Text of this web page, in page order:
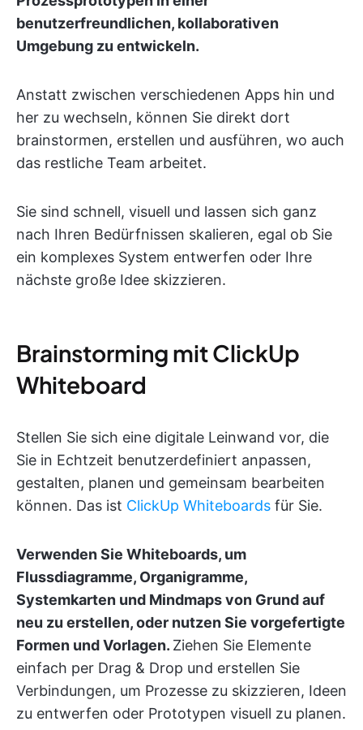
benutzerfreundlichen, kollaborativen
Umgebung zu entwickeln.
Anstatt zwischen verschiedenen Apps hin und
her zu wechseln, können Sie direkt dort
brainstormen, erstellen und ausführen, wo auch
das restliche Team arbeitet.
Sie sind schnell, visuell und lassen sich ganz
nach Ihren Bedürfnissen skalieren, egal ob Sie
ein komplexes System entwerfen oder Ihre
nächste große Idee skizzieren.
Brainstorming mit ClickUp
Whiteboard
Stellen Sie sich eine digitale Leinwand vor, die
Sie in Echtzeit benutzerdefiniert anpassen,
gestalten, planen und gemeinsam bearbeiten
können. Das ist ClickUp Whiteboards für Sie.
Verwenden Sie Whiteboards, um
Flussdiagramme, Organigramme,
Systemkarten und Mindmaps von Grund auf
neu zu erstellen, oder nutzen Sie vorgefertigte
Formen und Vorlagen. Ziehen Sie Elemente
einfach per Drag & Drop und erstellen Sie
Verbindungen, um Prozesse zu skizzieren, Ideen
zu entwerfen oder Prototypen visuell zu planen.